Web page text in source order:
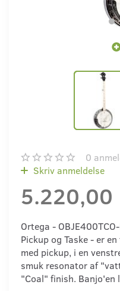
0
Skriv anmeldelse
5.220,00
Ortega -
Pickup og Taske - er
med pickup, i en
smuk resonator af
"Coal" finish. Banjo'en